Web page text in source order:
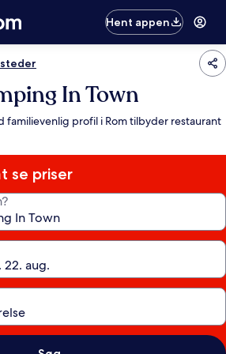
Hent appen
In Town
familievenlig profil i Rom tilbyder restaurant
se priser